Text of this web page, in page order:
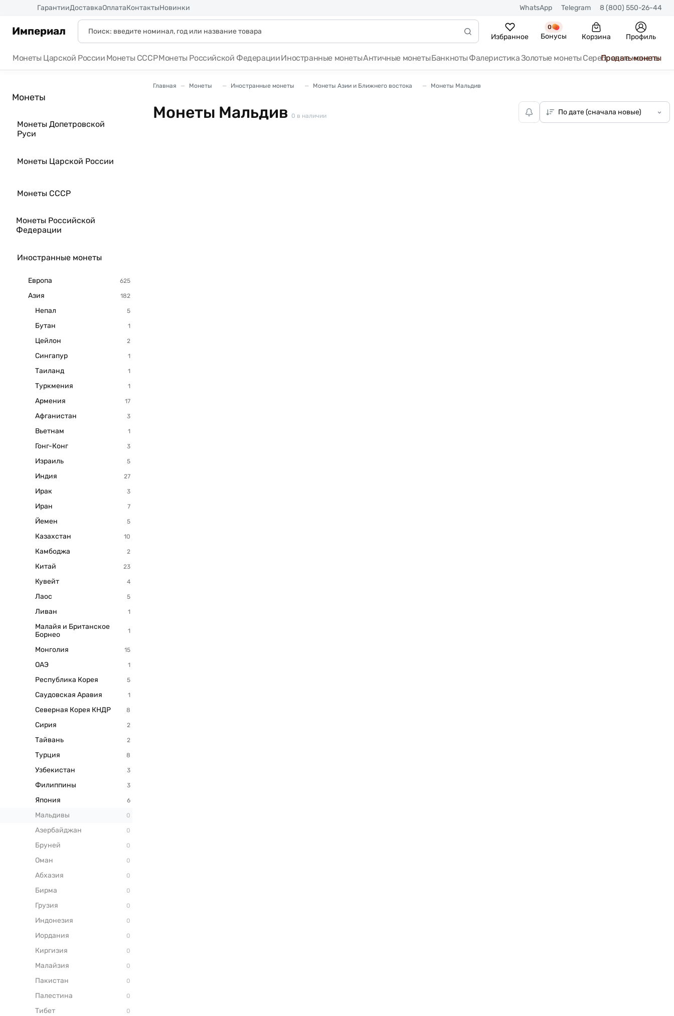
ГарантииДоставкаОплатаКонтактыНовинки WhatsApp Telegram 8 (800) 550-26-44
Империал Избранное
0
Бонусы Корзина Профиль
Монеты Царской России Монеты СССРМонеты Российской ФедерацииИностранные монетыАнтичные монетыБанкноты ФалеристикаЗолотые монеты Серебряные монеты
Продать монеты
Монеты
Монеты Допетровской
Руси
Монеты Царской России
Монеты СССР
Монеты Российской
Федерации
Иностранные монеты
Европа
Азия
Непал
Бутан
Цейлон
Сингапур
Таиланд
Туркмения
Армения
Афганистан
Вьетнам
Гонг-Конг
Израиль
Индия
Ирак
Иран
Йемен
Казахстан
Камбоджа
Китай
Кувейт
Лаос
Ливан
Малайя и Британское
Борнео
Монголия
ОАЭ
Республика Корея
Саудовская Аравия
Северная Корея КНДР
Сирия
Тайвань
Турция
Узбекистан
Филиппины
Япония
Мальдивы
Азербайджан
Бруней
Оман
Абхазия
Бирма
Грузия
Индонезия
Иордания
Киргизия
Малайзия
Пакистан
Палестина
Тибет
Главная Монеты Иностранные монеты Монеты Азии и Ближнего востока Монеты Мальдив
Монеты Мальдив 0 в наличии